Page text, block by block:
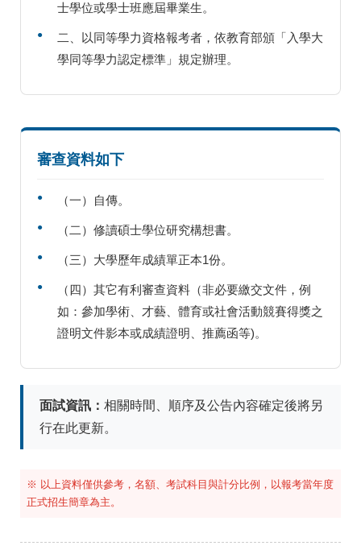
士學位或學士班應屆畢業生。
二、以同等學力資格報考者，依教育部頒「入學大
學同等學力認定標準」規定辦理。
審查資料如下
（一）自傳。
（二）修讀碩士學位研究構想書。
（三）大學歷年成績單正本1份。
（四）其它有利審查資料（非必要繳交文件，例
如：參加學術、才藝、體育或社會活動競賽得獎之
證明文件影本或成績證明、推薦函等)。
面試資訊： 相關時間、順序及公告內容確定後將另
行在此更新。
※ 以上資料僅供參考，名額、考試科目與計分比例，以報考當年度
正式招生簡章為主。